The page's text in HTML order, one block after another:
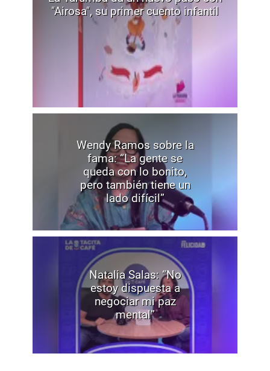
"Airosa", su primer cuento infantil
Wendy Ramos sobre la
fama: “La gente se
queda con lo bonito,
pero también tiene un
lado difícil”
Natalia Salas: “No
estoy dispuesta a
negociar mi paz
mental”